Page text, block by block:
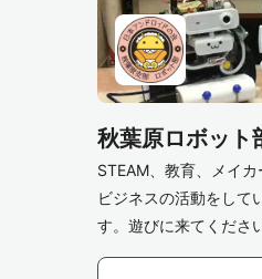
秋葉原ロボット
STEAM、教育、メイ
ビジネスの活動をして
す。遊びに来てくださ